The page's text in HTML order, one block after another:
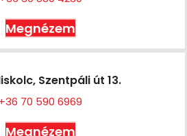
Megnézem
Szentpáli út 13.
+36 70 590 6969
Megnézem